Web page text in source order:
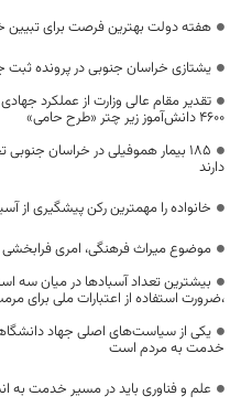
هفته دولت بهترین فرصت برای
یشتازی خراسان جنوبی در پرونده ثبت
تقدیر مقام عالی وزارت از عملکرد
۴۶۰۰ دانش‌آموز زیر چتر «طرح حامی»
۱۸۵ بیمار هموفیلی در خراسان
دارند
خانواده را مهمترین رکن پیشگیری از
موضوع میراث فرهنگی، امری
بیشترین تعداد آسبادها در میان سه
،ضرورت استفاده از اعتبارات ملی برای
یکی از سیاست‌های اصلی جهاد
خدمت به مردم است
علم و فناوری باید در مسیر خدمت به